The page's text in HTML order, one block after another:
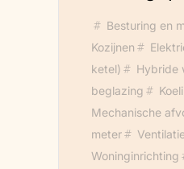
Besturing en
Kozijnen
ketel)
Hybride
beglazing
Mechanische
meter
Woninginrichting